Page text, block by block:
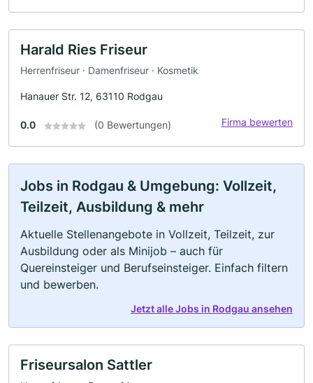
Harald Ries Friseur
Herrenfriseur · Damenfriseur · Kosmetik
Hanauer Str. 12, 63110 Rodgau
0.0 (0 Bewertungen) Firma bewerten
Jobs in Rodgau & Umgebung: Vollzeit,
Teilzeit, Ausbildung & mehr
Aktuelle Stellenangebote in Vollzeit, Teilzeit, zur
Ausbildung oder als Minijob – auch für
Quereinsteiger und Berufseinsteiger. Einfach filtern
und bewerben.
Jetzt alle Jobs in Rodgau ansehen
Friseursalon Sattler